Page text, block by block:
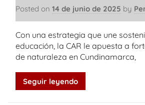
Posted on 14 de junio de 2025 by
Con una estrategia que une
educación, la CAR le apuesta a
de naturaleza en Cundinamarca,
Seguir leyendo